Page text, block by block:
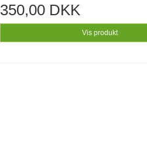
350,00 DKK
Vis produkt